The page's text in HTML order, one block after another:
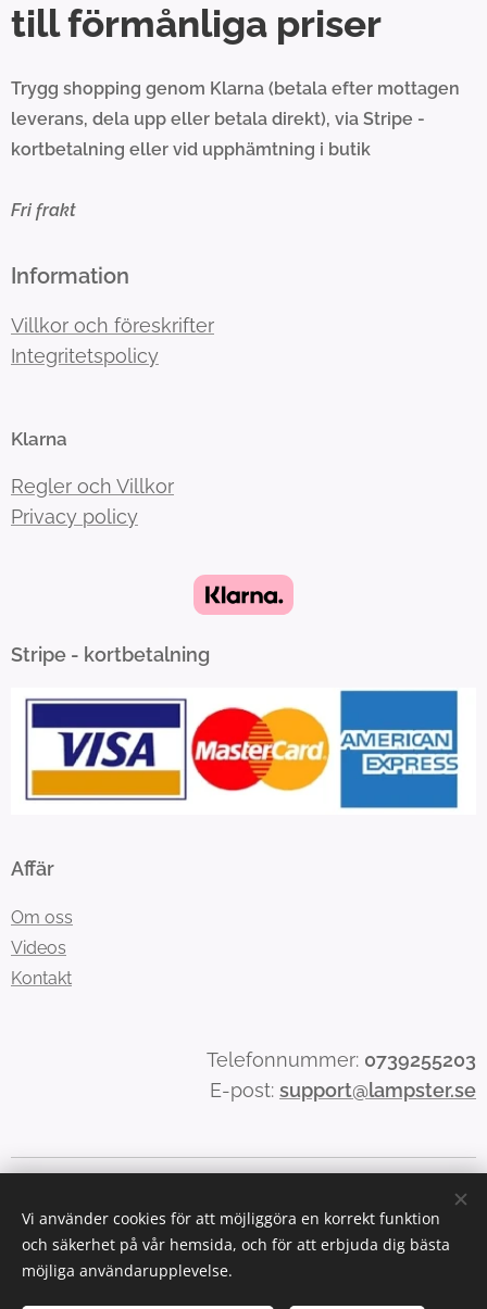
till förmånliga priser
Trygg shopping genom Klarna (betala efter mottagen
leverans, dela upp eller betala direkt), via Stripe -
kortbetalning eller vid upphämtning i butik
Fri frakt
Information
Villkor och föreskrifter
Integritetspolicy
Klarna
Regler och Villkor
Privacy policy
Stripe - kortbetalning
Affär
Om oss
Videos
Kontakt
Telefonnummer: 0739255203
E-post: support@lampster.se
Svenska
Vi använder cookies för att möjliggöra en korrekt funktion
och säkerhet på vår hemsida, och för att erbjuda dig bästa
möjliga användarupplevelse.